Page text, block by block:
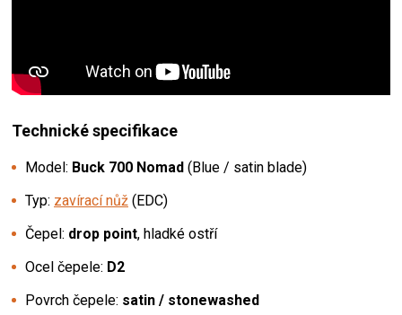
Technické specifikace
Model: Buck 700 Nomad (Blue / satin blade)
Typ: zavírací nůž (EDC)
Čepel: drop point, hladké ostří
Ocel čepele: D2
Povrch čepele: satin / stonewashed